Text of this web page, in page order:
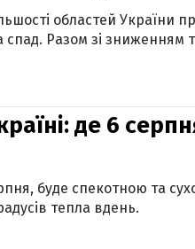
областей України
Разом зі зниженням
де 6
буде спекотною та
тепла вдень.